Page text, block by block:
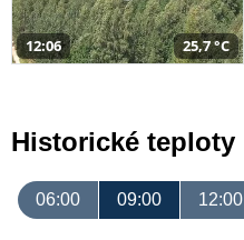
12:06 25,7 °C
Historické teploty
06:00 09:00 12:00